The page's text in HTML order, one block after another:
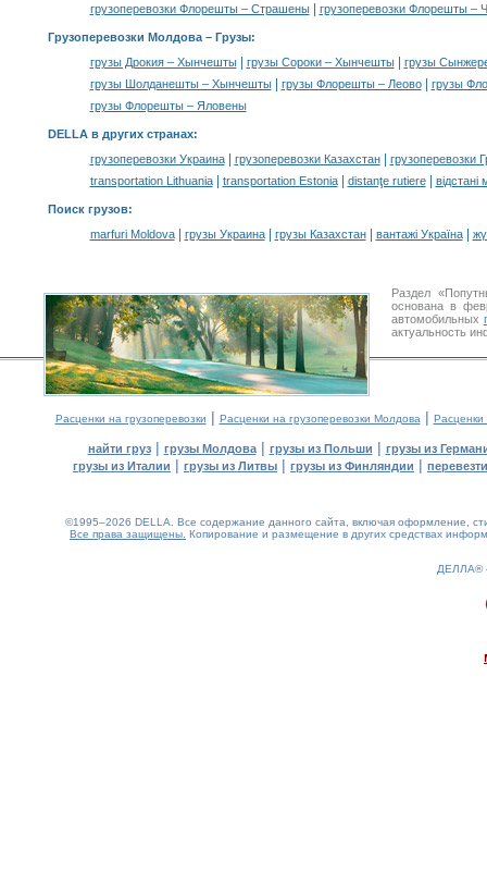
грузоперевозки Флорешты – Страшены| грузоперевозки Флорешты –
Грузоперевозки Молдова – Грузы:
грузы Дрокия – Хынчешты| грузы Сороки – Хынчешты|
грузы
грузы Шолданешты – Хынчешты| грузы Флорешты – Леово|
грузы
грузы Флорешты – Яловены
DELLA в других странах:
грузоперевозки Украина| грузоперевозки Казахстан|
грузоперевозки
transportation Lithuania| transportation Estonia| distanţe rutiere| відстані
Поиск грузов:
marfuri Moldova| грузы Украина| грузы Казахстан| вантажі Україна|
Раздел
основана в
автомобильных
актуальность
Расценки на грузоперевозки | Расценки на грузоперевозки Молдова | Расценки
найти груз| грузы Молдова| грузы из Польши | грузы из
грузы из Италии | грузы из Литвы | грузы из Финляндии |
©1995–2026 DELLA. Все содержание данного сайта, включая оформление,
Все права защищены. Копирование и размещение в других средствах